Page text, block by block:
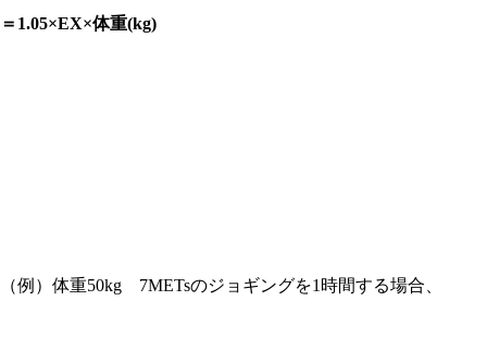
＝ 1.05×EX×体重(kg)
（例）体重50kg 7METsのジョギングを1 時間する場合、